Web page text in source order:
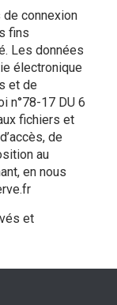
connexion
fins
Les données
électronique
et de
n°78-17 DU 6
fichiers et
de
au
en nous
et